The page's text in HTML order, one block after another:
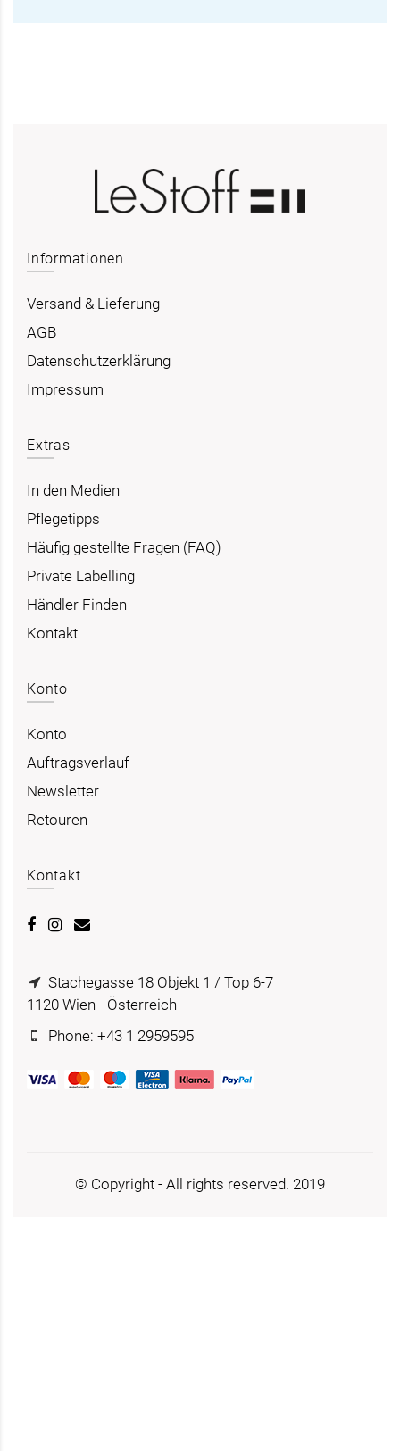
Informationen
Versand & Lieferung
AGB
Datenschutzerklärung
Impressum
Extras
In den Medien
Pflegetipps
Häufig gestellte Fragen (FAQ)
Private Labelling
Händler Finden
Kontakt
Konto
Konto
Auftragsverlauf
Newsletter
Retouren
Kontakt
Stachegasse 18 Objekt 1 / Top 6-7
1120 Wien - Österreich
Phone: +43 1 2959595
© Copyright - All rights reserved. 2019